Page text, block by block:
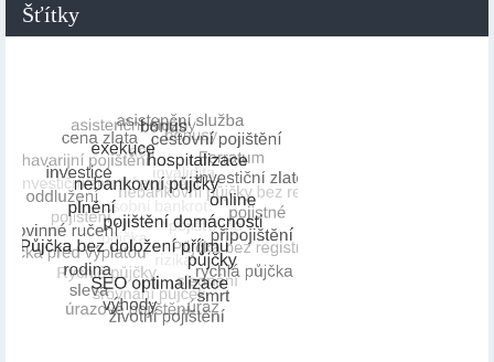
Šťítky